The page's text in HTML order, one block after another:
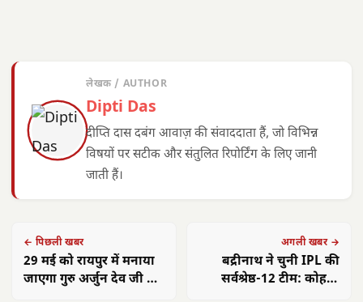
लेखक / AUTHOR
Dipti Das
दीप्ति दास दबंग आवाज़ की संवाददाता हैं, जो विभिन्न
विषयों पर सटीक और संतुलित रिपोर्टिंग के लिए जानी
जाती हैं।
← पिछली खबर
29 मई को रायपुर में मनाया
जाएगा गुरु अर्जुन देव जी का
अगली खबर →
बद्रीनाथ ने चुनी IPL की
सर्वश्रेष्ठ-12 टीम: कोहली